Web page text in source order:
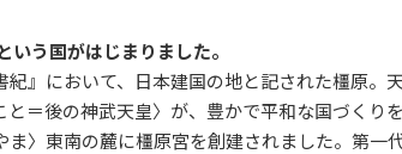
う国がはじまりました。
』において、日本建国の地と記された橿原
＝後の神武天皇〉が、豊かで平和な国づくり
〉東南の麓に橿原宮を創建されました。第